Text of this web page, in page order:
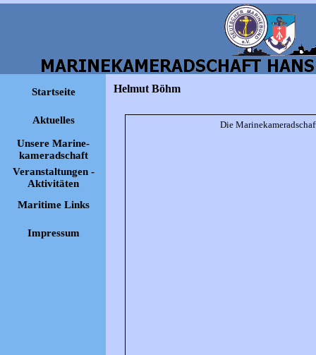
Startseite
Aktuelles
Unsere Marine-
kameradschaft
Veranstaltungen -
Aktivitäten
Maritime Links
Impressum
Helmut Böhm
Die